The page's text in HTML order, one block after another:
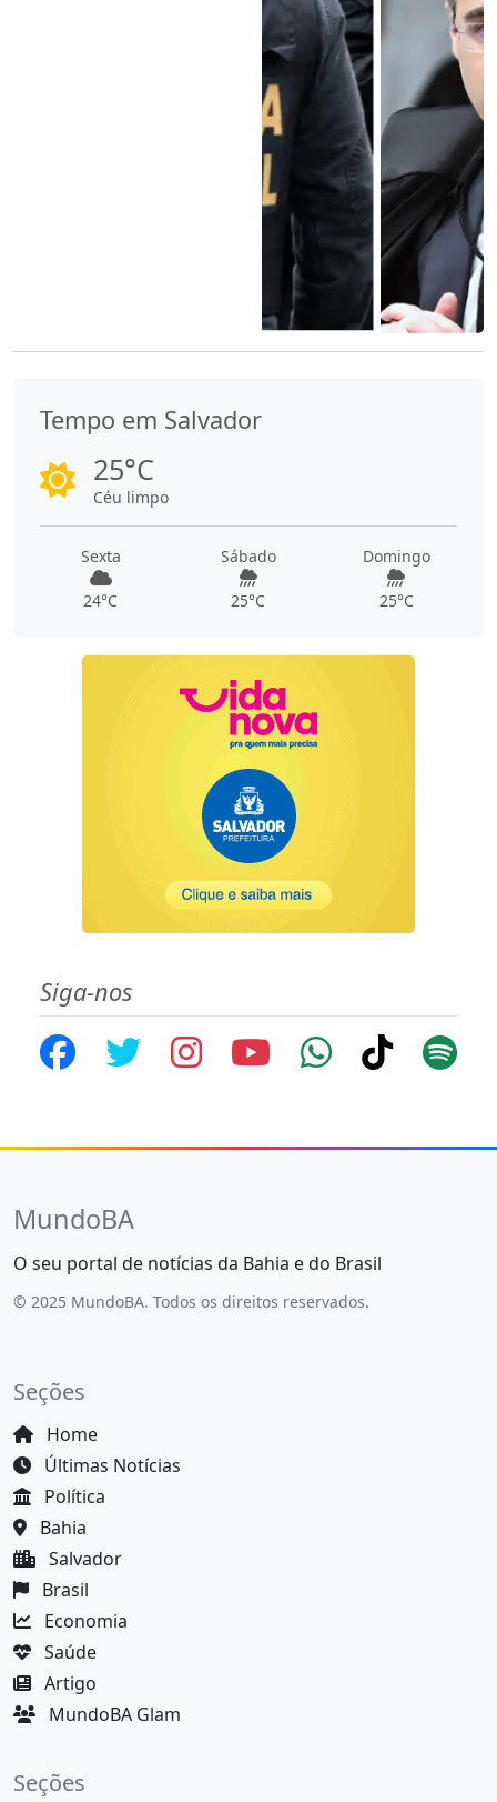
Tempo em Salvador
25°C
Céu limpo
Sexta
24°C
Sábado
25°C
Domingo
25°C
Siga-nos
MundoBA
O seu portal de notícias da Bahia e do Brasil
© 2025 MundoBA. Todos os direitos reservados.
Seções
Home
Últimas Notícias
Política
Bahia
Salvador
Brasil
Economia
Saúde
Artigo
MundoBA Glam
Seções